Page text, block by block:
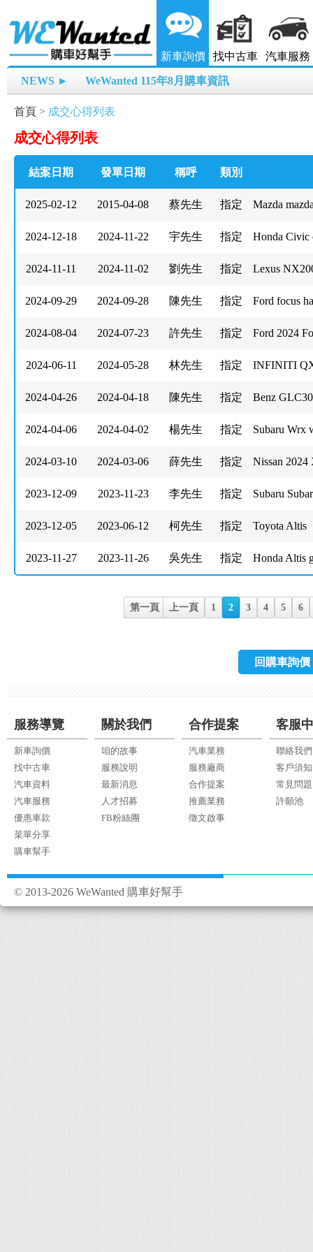
新車詢價 找中古車 汽車服務
NEWS ► WeWanted 115年8月購車資訊
首頁 > 成交心得列表
成交心得列表
結案日期 發單日期 稱呼 類別
2025-02-12 2015-04-08 蔡先生 指定 Mazda
2024-12-18 2024-11-22 宇先生 指定 Honda Civic
2024-11-11 2024-11-02 劉先生 指定 Lexus
2024-09-29 2024-09-28 陳先生 指定 Ford focus
2024-08-04 2024-07-23 許先生 指定 Ford 2024
2024-06-11 2024-05-28 林先生 指定 INFINITI
2024-04-26 2024-04-18 陳先生 指定 Benz
2024-04-06 2024-04-02 楊先生 指定 Subaru Wrx
2024-03-10 2024-03-06 薛先生 指定 Nissan
2023-12-09 2023-11-23 李先生 指定 Subaru
2023-12-05 2023-06-12 柯先生 指定 Toyota Altis
2023-11-27 2023-11-26 吳先生 指定 Honda Altis
第一頁 上一頁 1 2 3 4 5 6
回購車詢價
服務導覽
新車詢價
找中古車
汽車資料
汽車服務
優惠車款
菜單分享
購車幫手
關於我們
咱的故事
服務說明
最新消息
人才招募
FB粉絲團
合作提案
汽車業務
服務廠商
合作提案
推薦業務
徵文啟事
客服
聯絡我們
客戶須知
常見問題
許願池
© 2013-2026 WeWanted 購車好幫手